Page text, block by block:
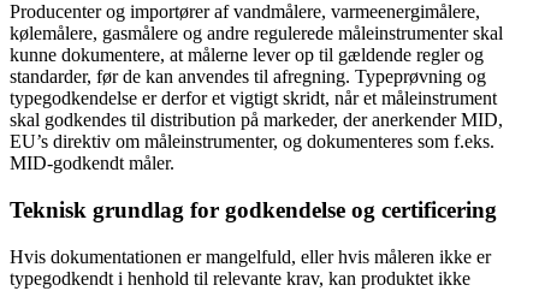
Producenter og importører af vandmålere, varmeenergimålere,
kølemålere, gasmålere og andre regulerede måleinstrumenter skal
kunne dokumentere, at målerne lever op til gældende regler og
standarder, før de kan anvendes til afregning. Typeprøvning og
typegodkendelse er derfor et vigtigt skridt, når et måleinstrument
skal godkendes til distribution på markeder, der anerkender MID,
EU’s direktiv om måleinstrumenter, og dokumenteres som f.eks.
MID-godkendt måler.
Teknisk grundlag for godkendelse og certificering
Hvis dokumentationen er mangelfuld, eller hvis måleren ikke er
typegodkendt i henhold til relevante krav, kan produktet ikke